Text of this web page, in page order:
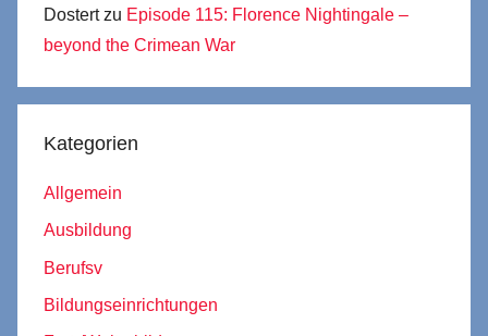
Dostertzu Episode 115: Florence Nightingale –
beyond the Crimean War
Kategorien
Allgemein
Ausbildung
Berufsv
Bildungseinrichtungen